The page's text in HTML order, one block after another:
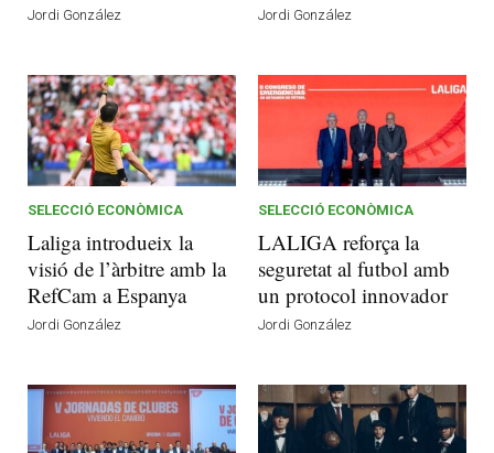
Jordi González Jordi González
SELECCIÓ ECONÒMICA
Laliga introdueix la
visió de l’àrbitre amb la
RefCam a Espanya
Jordi González
SELECCIÓ ECONÒMICA
LALIGA reforça la
seguretat al futbol amb
un protocol innovador
Jordi González